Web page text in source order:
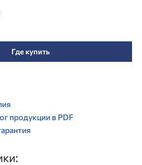
Где купить
продукции в PDF